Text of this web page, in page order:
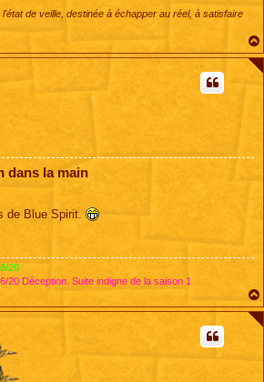
de veille, destinée à échapper au réel, à satisfaire
dans la main
de Blue Spirit.
20
20 Déception. Suite indigne de la saison 1